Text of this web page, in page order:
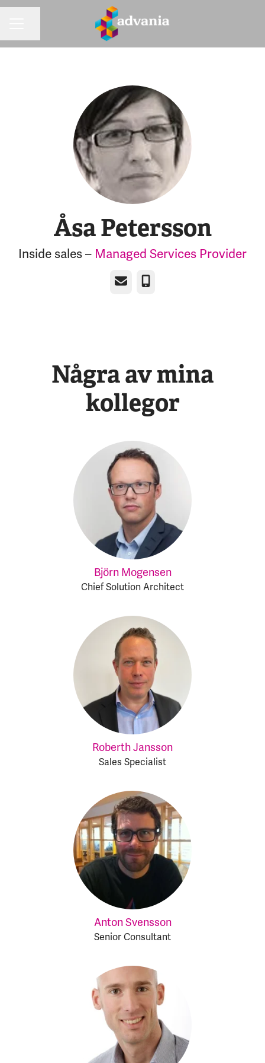
Åsa Petersson
Inside sales – Managed Services Provider
E-post Telefon
Några av mina
kollegor
Björn Mogensen
Chief Solution Architect
Roberth Jansson
Sales Specialist
Anton Svensson
Senior Consultant